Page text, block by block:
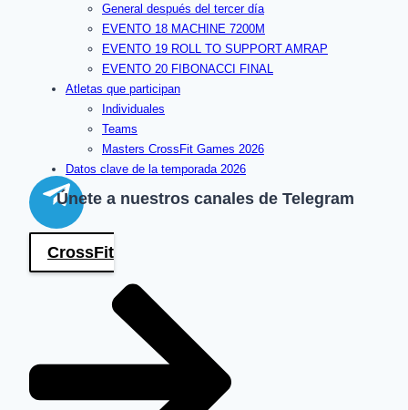
General después del tercer día
EVENTO 18 MACHINE 7200M
EVENTO 19 ROLL TO SUPPORT AMRAP
EVENTO 20 FIBONACCI FINAL
Atletas que participan
Individuales
Teams
Masters CrossFit Games 2026
Datos clave de la temporada 2026
Únete a nuestros canales de Telegram
CrossFit